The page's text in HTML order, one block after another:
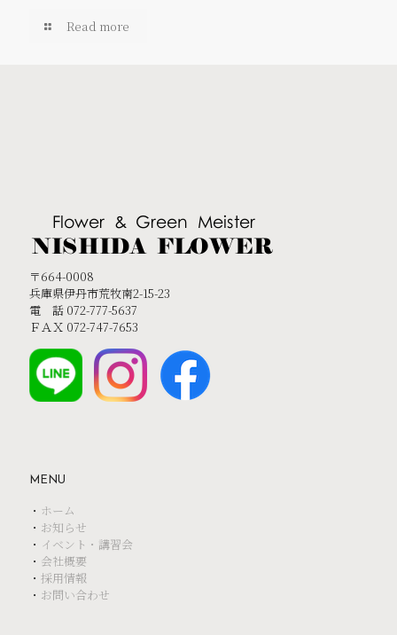
Read more
〒664-0008
兵庫県伊丹市荒牧南2-15-23
電 話 072-777-5637
ＦＡＸ 072-747-7653
MENU
・ ホーム
・ お知らせ
・ イベント・講習会
・ 会社概要
・ 採用情報
・ お問い合わせ